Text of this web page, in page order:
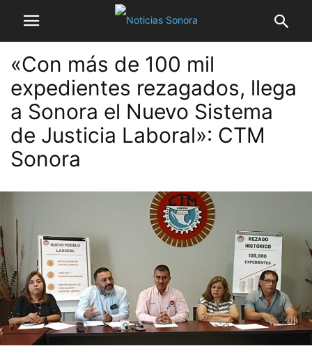
«Con más de 100 mil
expedientes rezagados, llega
a Sonora el Nuevo Sistema
de Justicia Laboral»: CTM
Sonora